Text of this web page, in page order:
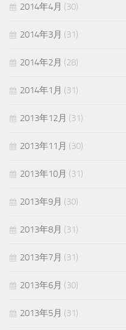
2014年4月 (30)
2014年3月 (31)
2014年2月 (28)
2014年1月 (31)
2013年12月 (31)
2013年11月 (30)
2013年10月 (31)
2013年9月 (30)
2013年8月 (31)
2013年7月 (31)
2013年6月 (30)
2013年5月 (31)